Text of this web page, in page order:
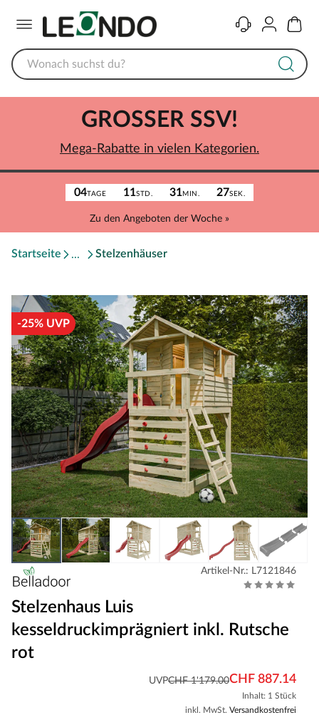
KontaktKonto
04TAGE 11STD. 31MIN. 27SEK.
Zu den Angeboten der Woche »
GROSSER SSV!
Mega-Rabatte in vielen Kategorien.
Startseite Stelzenhäuser
-25% UVP
Artikel-Nr.: L7121846
Stelzenhaus Luis
kesseldruckimprägniert inkl. Rutsche
rot
UVPCHF 1'179.00CHF 887.14
Inhalt: 1 Stück
inkl. MwSt. Versandkostenfrei